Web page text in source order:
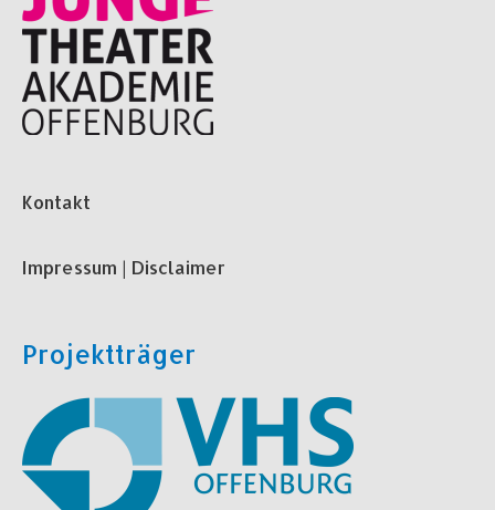
Kontakt
Impressum | Disclaimer
Projektträger